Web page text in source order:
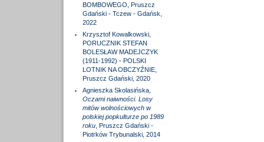
BOMBOWEGO, Pruszcz
Gdański - Tczew - Gdańsk,
2022
Krzysztof Kowalkowski,
PORUCZNIK STEFAN
BOLESŁAW MADEJCZYK
(1911-1992) - POLSKI
LOTNIK NA OBCZYŹNIE,
Pruszcz Gdański, 2020
Agnieszka Skolasińska,
Oczami naiwności. Losy
mitów wolnościowych w
polskiej popkulturze po 1989
roku, Pruszcz Gdański -
Piotrków Trybunalski, 2014